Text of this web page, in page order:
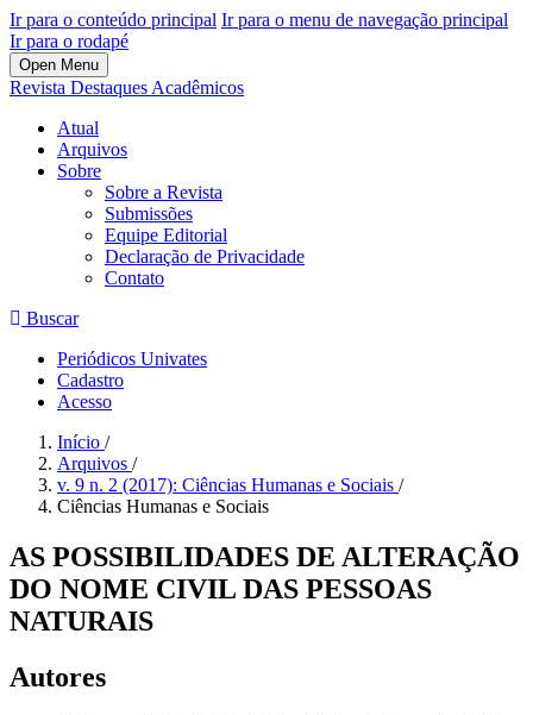
Ir para o conteúdo principal Ir para o menu de navegação principal
Ir para o rodapé
Open Menu
Revista Destaques Acadêmicos
Atual
Arquivos
Sobre
Sobre a Revista
Submissões
Equipe Editorial
Declaração de Privacidade
Contato
Buscar
Periódicos Univates
Cadastro
Acesso
Início /
Arquivos /
v. 9 n. 2 (2017): Ciências Humanas e Sociais /
Ciências Humanas e Sociais
AS POSSIBILIDADES DE ALTERAÇÃO
DO NOME CIVIL DAS PESSOAS
NATURAIS
Autores